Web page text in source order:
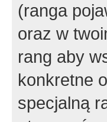
(ranga
oraz w
rang aby
konkretne
specjalną